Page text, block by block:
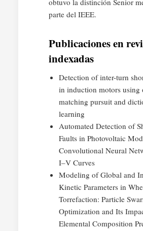
parte del IEEE.
Publicaciones en
indexadas
Detection of inter-turn
in induction motors using
matching pursuit and
learning
Automated Detection of
Faults in Photovoltaic
Convolutional Neural
I–V Curves
Modeling of Global and
Kinetic Parameters in
Torrefaction: Particle
Optimization and Its
Elemental Composition